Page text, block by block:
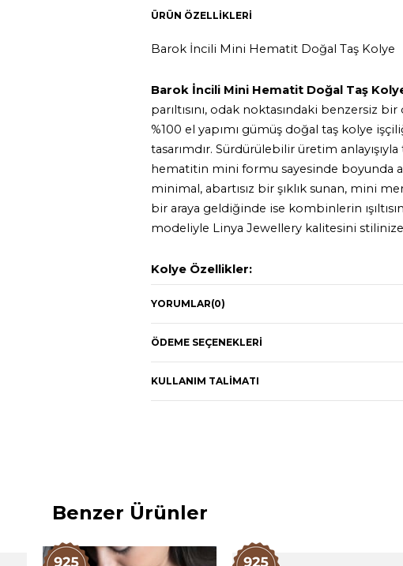
ÜRÜN ÖZELLIKLERI
Barok İncili Mini Hematit Doğal Taş Kolye
Barok İncili Mini Hematit Doğal Taş
parıltısını, odak noktasındaki benzersiz
%100 el yapımı gümüş doğal taş kolye
tasarımdır. Sürdürülebilir üretim
hematitin mini formu sayesinde boyunda
minimal, abartısız bir şıklık sunan, mini
bir araya geldiğinde ise kombinlerin
modeliyle Linya Jewellery kalitesini stilinize
Kolye Özellikler:
925 ayar gümüş
22K Altın kaplama
YORUMLAR(0)
ÖDEME SEÇENEKLERI
KULLANIM TALIMATI
Benzer Ürünler